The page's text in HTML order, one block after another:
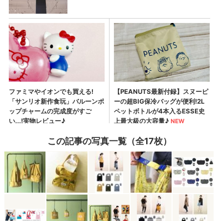
この記事の写真一覧（全17枚）